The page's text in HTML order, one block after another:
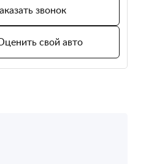
звонок
свой авто